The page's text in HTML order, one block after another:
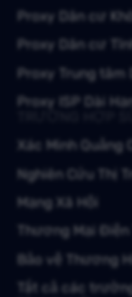
Proxy Dân cư
Proxy Dân cư
Proxy Trung tâm
Proxy ISP Dài
Xác Minh Quảng
Nghiên Cứu Thị
Mạng Xã Hội
Thương Mại Điện
Bảo vệ Thương
Tất cả các